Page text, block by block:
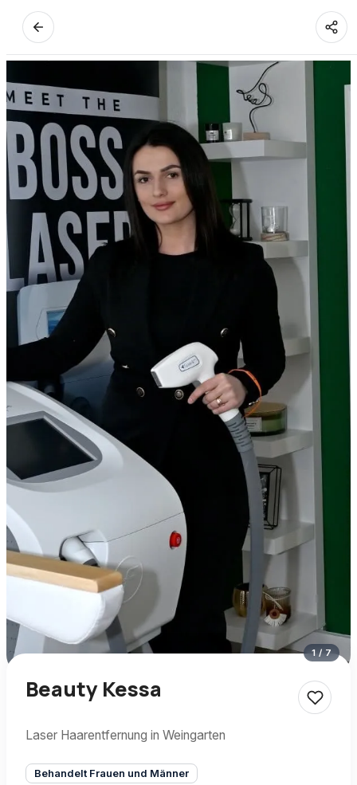
1/7
Beauty Kessa
Laser Haarentfernung in Weingarten
Behandelt Frauen und Männer